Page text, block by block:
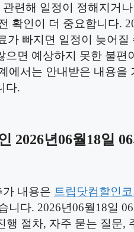
련해 일정이 정해지거
확인이 더 중요합니다.
가 빠지면 일정이 늦어질
으면 예상하지 못한 불편
에서는 안내받은 내용을
다.
2026년06월18일
내용은 트립닷컴할인
니다. 2026년06월18일
행 절차, 자주 묻는 질문,